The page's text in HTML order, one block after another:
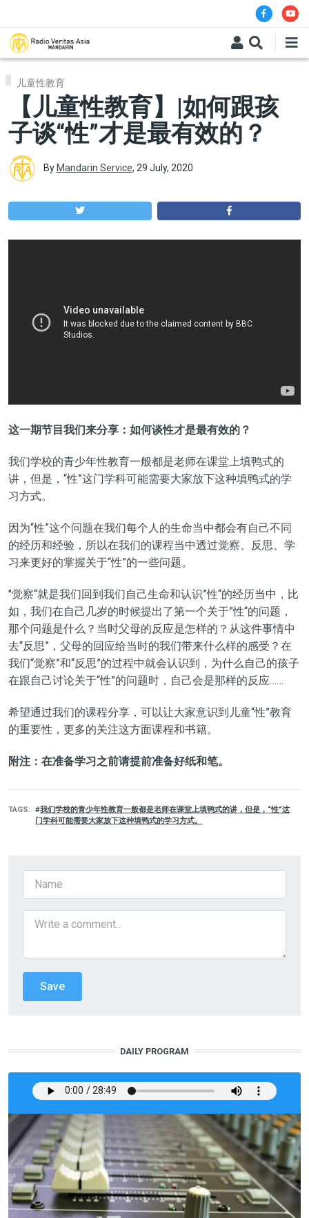
儿童性教育
【儿童性教育】|如何跟孩
子谈“性”才是最有效的？
By Mandarin Service, 29 July, 2020
这一期节目我们来分享：如何谈性才是最有效的？
我们学校的青少年性教育一般都是老师在课堂上填鸭式的
讲，但是，“性”这门学科可能需要大家放下这种填鸭式的学
习方式。
因为“性”这个问题在我们每个人的生命当中都会有自己不同
的经历和经验，所以在我们的课程当中透过觉察、反思、学
习来更好的掌握关于“性”的一些问题。
"觉察“就是我们回到我们自己生命和认识”性“的经历当中，比
如，我们在自己几岁的时候提出了第一个关于”性“的问题，
那个问题是什么？当时父母的反应是怎样的？从这件事情中
去“反思”，父母的回应给当时的我们带来什么样的感受？在
我们“觉察”和“反思”的过程中就会认识到，为什么自己的孩子
在跟自己讨论关于“性”的问题时，自己会是那样的反应……
希望通过我们的课程分享，可以让大家意识到儿童“性”教育
的重要性，更多的关注这方面课程和书籍。
附注：在准备学习之前请提前准备好纸和笔。
TAGS
我们学校的青少年性教育一般都是老师在课堂上填鸭式的讲，但是，“性”这
门学科可能需要大家放下这种填鸭式的学习方式。
DAILY PROGRAM